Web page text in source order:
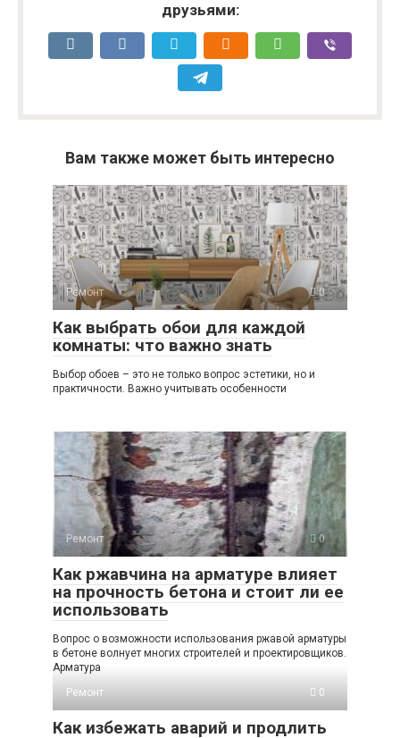
друзьями:
Вам также может быть интересно
Ремонт 0
Как выбрать обои для каждой
комнаты: что важно знать
Выбор обоев – это не только вопрос эстетики, но и
практичности. Важно учитывать особенности
Ремонт 0
Как ржавчина на арматуре влияет
на прочность бетона и стоит ли ее
использовать
Вопрос о возможности использования ржавой арматуры
в бетоне волнует многих строителей и проектировщиков.
Арматура
Ремонт
0
Как избежать аварий и продлить